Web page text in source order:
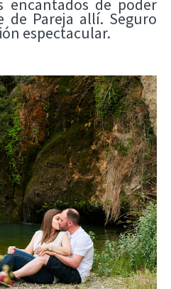
encantados de poder
de Pareja allí. Seguro
espectacular.